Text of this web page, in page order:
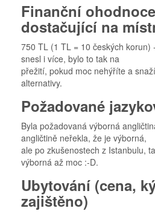
Finanční
dostačující na
750 TL (1 TL = 10 českých
snesl i více, bylo to tak na
přežití, pokud moc nehýříte a
alternativy.
Požadované
Byla požadovaná výborná
angličtině neřekla, že je výborná,
ale po zkušenostech z Istanbulu,
výborná až moc :-D.
Ubytování (cena,
zajištěno)